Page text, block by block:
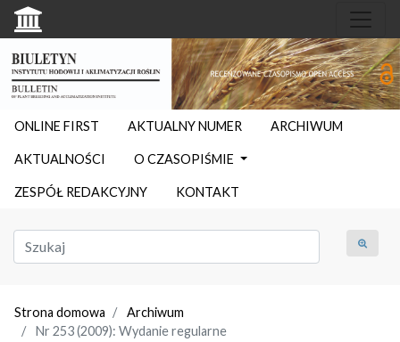
ONLINE FIRST AKTUALNY NUMER ARCHIWUM
AKTUALNOŚCI O CZASOPIŚMIE
ZESPÓŁ REDAKCYJNY KONTAKT
Strona domowa
Archiwum
Nr 253 (2009): Wydanie regularne